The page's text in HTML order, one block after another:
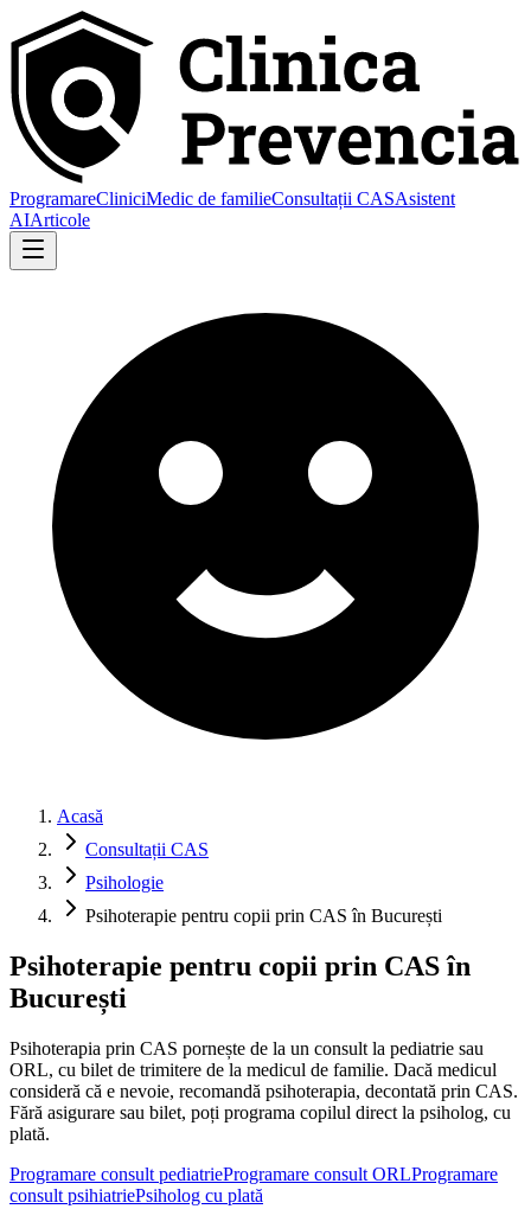
ProgramareCliniciMedic de familieConsultații CASAsistent
AIArticole
Acasă
Consultații CAS
Psihologie
Psihoterapie pentru copii prin CAS în București
Psihoterapie pentru copii prin CAS în
București
Psihoterapia prin CAS pornește de la un consult la pediatrie sau
ORL, cu bilet de trimitere de la medicul de familie. Dacă medicul
consideră că e nevoie, recomandă psihoterapia, decontată prin CAS.
Fără asigurare sau bilet, poți programa copilul direct la psiholog, cu
plată.
Programare consult pediatrieProgramare consult ORLProgramare
consult psihiatriePsiholog cu plată